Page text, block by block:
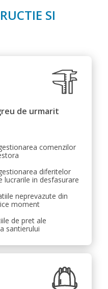
SI
de urmarit
comenzilor
diferitelor
lucrarile in desfasurare
neprevazute din
moment
de pret ale
santierului